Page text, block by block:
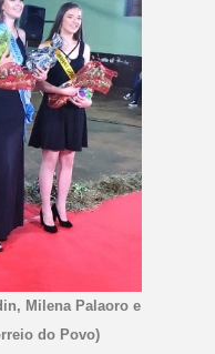
Milena Palaoro e
do Povo)